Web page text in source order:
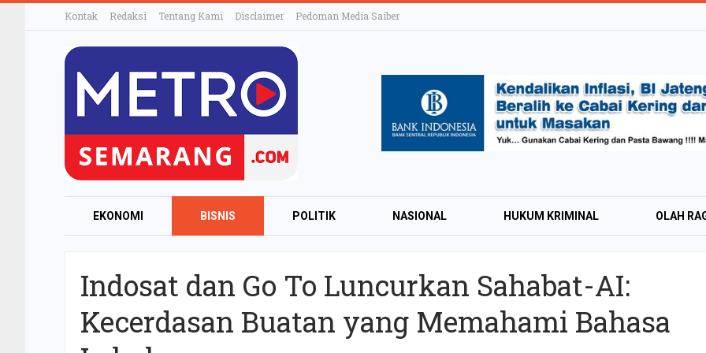
Kontak Redaksi Tentang Kami Disclaimer Pedoman Media Saiber
EKONOMI BISNIS POLITIK NASIONAL HUKUM KRIMINAL OLAH
Indosat dan Go To Luncurkan Sahabat-AI:
Kecerdasan Buatan yang Memahami Bahasa
Wisman pada
2026